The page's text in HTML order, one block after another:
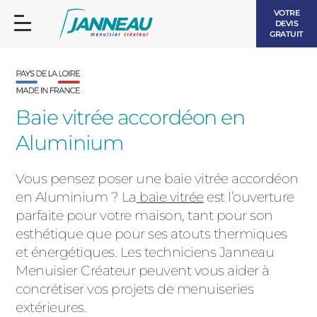
VOTRE
DEVIS
GRATUIT
Baie vitrée accordéon en
Aluminium
Vous pensez poser une baie vitrée accordéon
en Aluminium ? La baie vitréeest l’ouverture
parfaite pour votre maison, tant pour son
esthétique que pour ses atouts thermiques
et énergétiques. Les techniciens Janneau
Menuisier Créateur peuvent vous aider à
concrétiser vos projets de menuiseries
extérieures.
BOIS
BAIES VITRÉES
PORTES D’ENTRÉE
LES CONTEMPORAINES
LES INTEMPORELLES
LES LUMINEUSES
VOLETS ROULANTS
PERGOLAS